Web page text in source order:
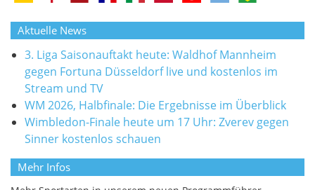
Aktuelle News
3. Liga Saisonauftakt heute: Waldhof Mannheim
gegen Fortuna Düsseldorf live und kostenlos im
Stream und TV
WM 2026, Halbfinale: Die Ergebnisse im Überblick
Wimbledon-Finale heute um 17 Uhr: Zverev gegen
Sinner kostenlos schauen
Mehr Infos